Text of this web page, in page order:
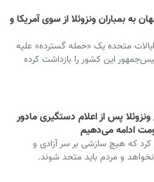
به بمباران ونزوئلا از سوی آمریکا و
متحده یک «حمله گسترده» علیه
این کشور را بازداشت کرده
ونزوئلا پس از اعلام دستگیری مادور
ادامه می‌دهیم
کرد که هیچ سازشی بر سر آزادی و
نخواهد و مردم باید متحد شوند.